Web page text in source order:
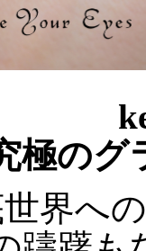
極の
世界へ